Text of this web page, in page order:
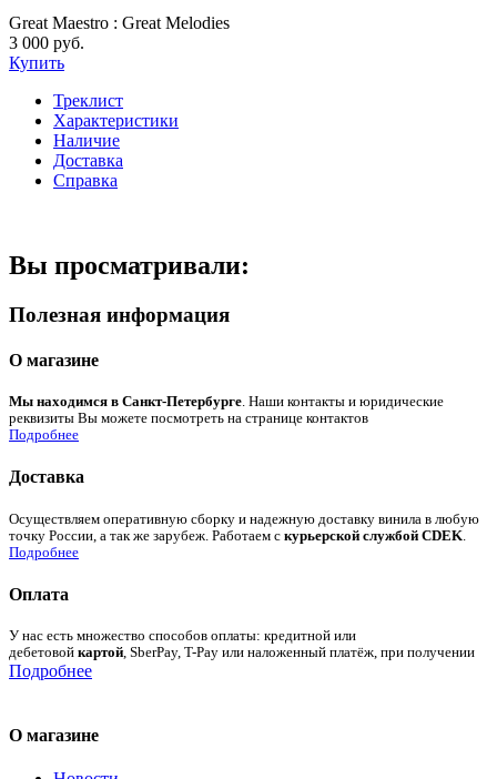
Great Maestro : Great Melodies
3 000 руб.
Купить
Треклист
Характеристики
Наличие
Доставка
Справка
Вы просматривали:
Полезная информация
О магазине
Мы находимся в Санкт-Петербурге. Наши контакты и юридические
реквизиты Вы можете посмотреть на странице контактов
Подробнее
Доставка
Осуществляем оперативную сборку и надежную доставку винила в любую
точку России, а так же зарубеж. Работаем с курьерской службой CDEK
Подробнее
Оплата
У нас есть множество способов оплаты: кредитной или
дебетовой картой, SberPay, T-Pay или наложенный платёж, при получении
Подробнее
О магазине